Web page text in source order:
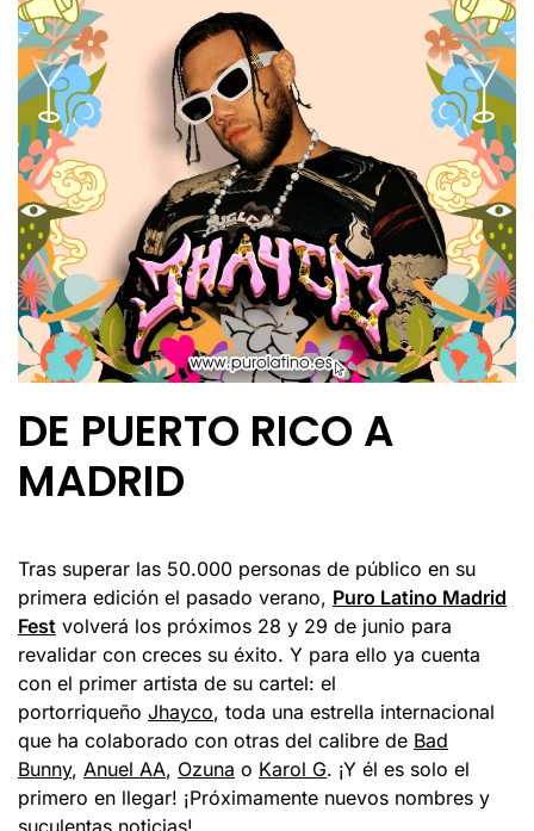
DE PUERTO RICO A
MADRID
Tras superar las 50.000 personas de público en su
primera edición el pasado verano, Puro Latino Madrid
Fest volverá los próximos 28 y 29 de junio para
revalidar con creces su éxito. Y para ello ya cuenta
con el primer artista de su cartel: el
portorriqueño Jhayco, toda una estrella internacional
que ha colaborado con otras del calibre de Bad
Bunny, Anuel AA, Ozuna o Karol G. ¡Y él es solo el
primero en llegar! ¡Próximamente nuevos nombres y
suculentas noticias!